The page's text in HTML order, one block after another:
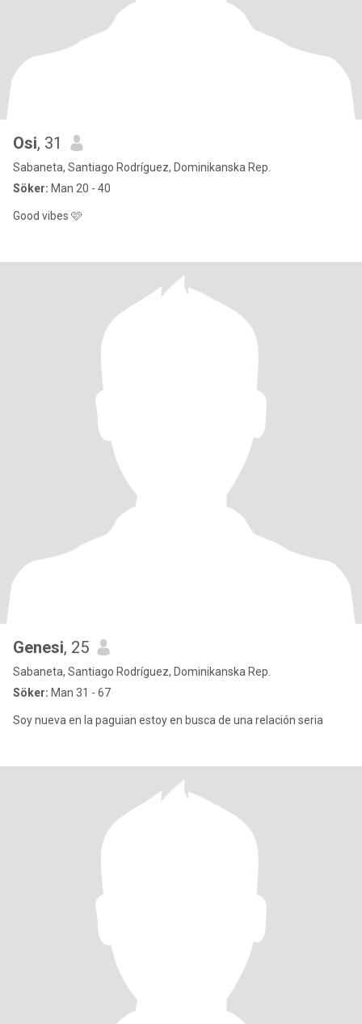
Osi, 31
Sabaneta, Santiago Rodríguez, Dominikanska Rep.
Söker: Man 20 - 40
Good vibes 🩷
Genesi, 25
Sabaneta, Santiago Rodríguez, Dominikanska Rep.
Söker: Man 31 - 67
Soy nueva en la paguian estoy en busca de una relación seria